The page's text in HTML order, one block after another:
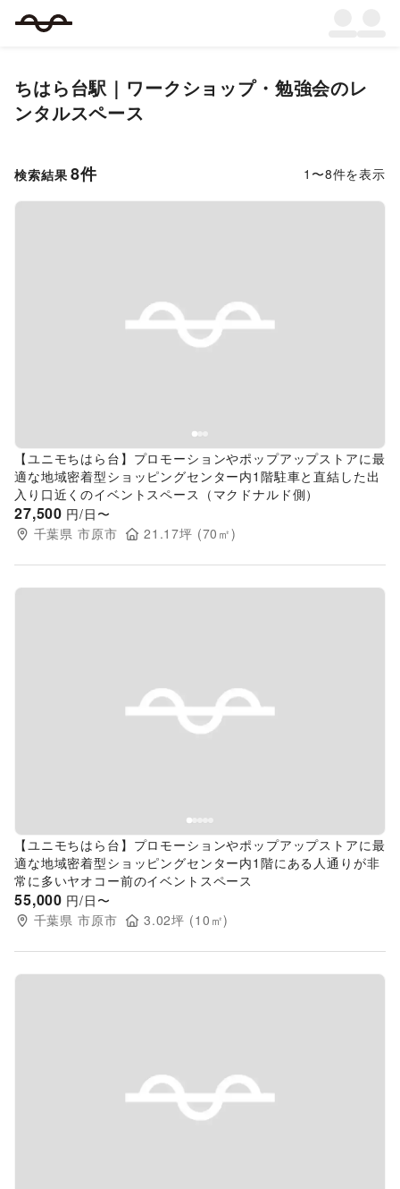
ちはら台駅｜ワークショップ・勉強会のレ
ンタルスペース
検索結果 8件 1 〜8件を表示
Previous slide
【ユニモちはら台】プロモーションやポップアップストアに最
適な地域密着型ショッピングセンター内1階駐車と直結した出
入り口近くのイベントスペース（マクドナルド側）
27,500 円/日〜
千葉県 市原市 21.17坪 (70 ㎡)
Previous slide
【ユニモちはら台】プロモーションやポップアップストアに最
適な地域密着型ショッピングセンター内1階にある人通りが非
常に多いヤオコー前のイベントスペース
55,000 円/日〜
千葉県 市原市 3.02坪 (10 ㎡)
Previous slide